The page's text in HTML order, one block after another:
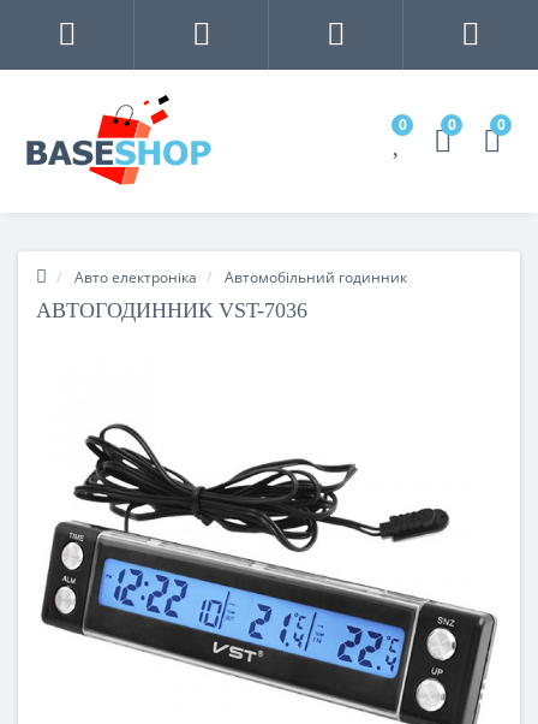
0 0 0
Авто електроніка Автомобільний годинник
АВТОГОДИННИК VST-7036